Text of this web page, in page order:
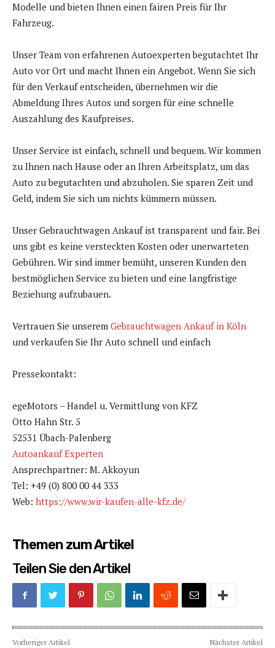
Modelle und bieten Ihnen einen fairen Preis für Ihr
Fahrzeug.
Unser Team von erfahrenen Autoexperten begutachtet Ihr
Auto vor Ort und macht Ihnen ein Angebot. Wenn Sie sich
für den Verkauf entscheiden, übernehmen wir die
Abmeldung Ihres Autos und sorgen für eine schnelle
Auszahlung des Kaufpreises.
Unser Service ist einfach, schnell und bequem. Wir kommen
zu Ihnen nach Hause oder an Ihren Arbeitsplatz, um das
Auto zu begutachten und abzuholen. Sie sparen Zeit und
Geld, indem Sie sich um nichts kümmern müssen.
Unser Gebrauchtwagen Ankauf ist transparent und fair. Bei
uns gibt es keine versteckten Kosten oder unerwarteten
Gebühren. Wir sind immer bemüht, unseren Kunden den
bestmöglichen Service zu bieten und eine langfristige
Beziehung aufzubauen.
Vertrauen Sie unserem Gebrauchtwagen Ankauf in Köln
und verkaufen Sie Ihr Auto schnell und einfach
Pressekontakt:
egeMotors – Handel u. Vermittlung von KFZ
Otto Hahn Str. 5
52531 Übach-Palenberg
Autoankauf Experten
Ansprechpartner: M. Akkoyun
Tel: +49 (0) 800 00 44 333
Web: https://www.wir-kaufen-alle-kfz.de/
Themen zum Artikel
Teilen Sie den Artikel
Vorheriger Artikel Nächster Artikel